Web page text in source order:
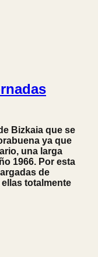
Bizkaia que se
ya que
una larga
1966. Por esta
de
totalmente